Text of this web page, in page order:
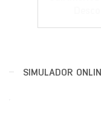
SIMULADOR